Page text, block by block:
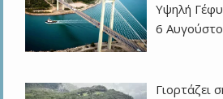
Υψηλή
6
Γιορτάζει